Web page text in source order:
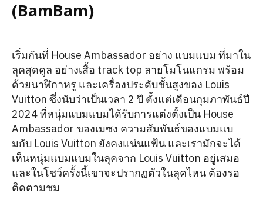
(BamBam)
เริ่มกันที่ House Ambassador อย่าง แบมแบม ที่มาใน
ลุคสุดคูล อย่างเสื้อ track top ลายโมโนแกรม พร้อม
ด้วยนาฬิกาหรู และเครื่องประดับชั้นสูงของ Louis
Vuitton ซึ่งนับว่าเป็นเวลา 2 ปี ตั้งแต่เดือนกุมภาพันธ์ปี
2024 ที่หนุ่มแบมแบมได้รับการแต่งตั้งเป็น House
Ambassador ของเมซง ความสัมพันธ์ของแบมแบ
มกับ Louis Vuitton ยังคงแน่นแฟ้น และเรามักจะได้
เห็นหนุ่มแบมแบมในลุคจาก Louis Vuitton อยู่เสมอ
และในโชว์ครั้งนี้เขาจะปรากฏตัวในลุคไหน ต้องรอ
ติดตามชม